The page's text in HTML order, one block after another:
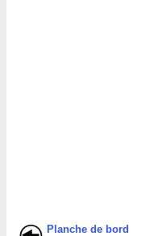
Planche de bord